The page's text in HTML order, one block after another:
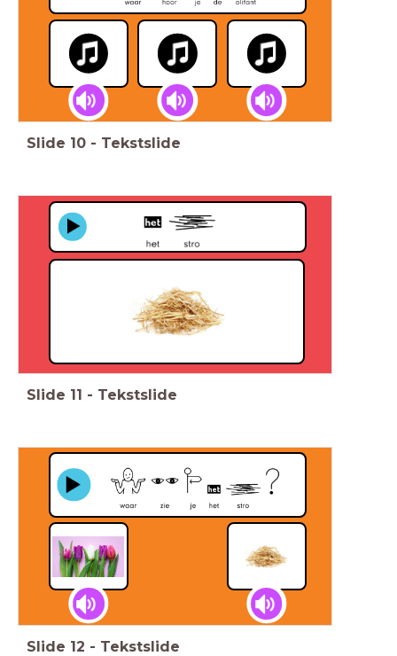
Slide 10 - Tekstslide
Slide 11 - Tekstslide
Slide 12 - Tekstslide